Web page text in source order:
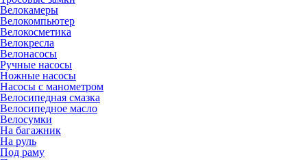
Велокамеры
Велокомпьютер
Велокосметика
Велокресла
Велонасосы
Ручные насосы
Ножные насосы
Насосы с манометром
Велосипедная смазка
Велосипедное масло
Велосумки
На багажник
На руль
Под раму